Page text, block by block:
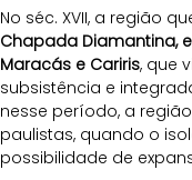
No séc. XVII, a região
Chapada Diamantina,
Maracás e Cariris, que
subsistência e
nesse período, a
paulistas, quando o
possibilidade de